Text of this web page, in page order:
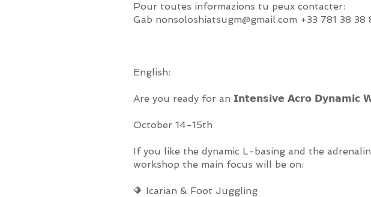
Pour toutes informazions tu peux contacter:
Gab nonsoloshiatsugm@gmail.com +33 781 38 38
English:
Are you ready for an 𝗜𝗻𝘁𝗲𝗻𝘀𝗶𝘃𝗲 𝗔𝗰𝗿𝗼 𝗗𝘆𝗻𝗮𝗺𝗶𝗰
October 14-15th
If you like the dynamic L-basing and the
workshop the main focus will be on:
🔶 Icarian & Foot Juggling